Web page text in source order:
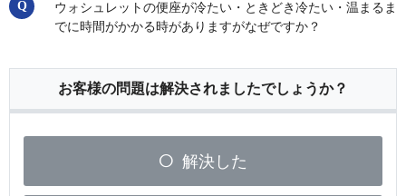
ウォシュレットの便座が冷たい・ときどき冷たい・温まるま
でに時間がかかる時がありますがなぜですか？
お客様の問題は解決されましたでしょうか？
解決した